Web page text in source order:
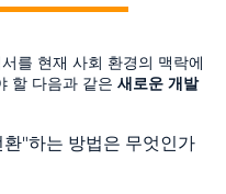
를 현재 사회 환경의 맥락에
할 다음과 같은 새로운 개발
"하는 방법은 무엇인가